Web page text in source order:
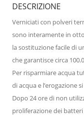
DESCRIZIONE
Verniciati con polveri
sono interamente in
la sostituzione facile di
che garantisce circa
Per risparmiare acqua
di acqua e l’erogazione
Dopo 24 ore di non
proliferazione dei